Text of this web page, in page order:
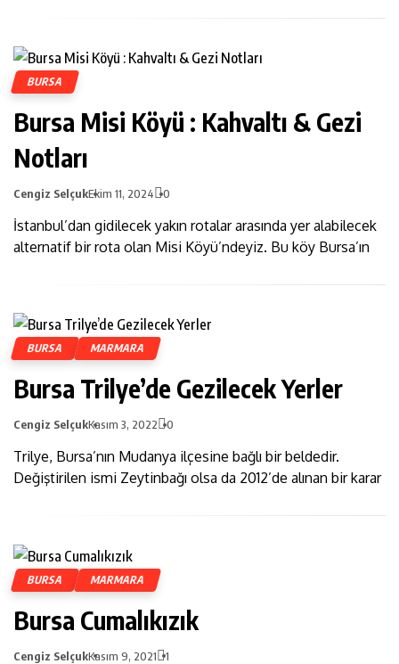
BURSA
Bursa Misi Köyü : Kahvaltı & Gezi
Notları
Cengiz SelçukEkim 11, 2024 0
İstanbul’dan gidilecek yakın rotalar arasında yer alabilecek
alternatif bir rota olan Misi Köyü’ndeyiz. Bu köy Bursa’ın
BURSA MARMARA
Bursa Trilye’de Gezilecek Yerler
Cengiz SelçukKasım 3, 2022 0
Trilye, Bursa’nın Mudanya ilçesine bağlı bir beldedir.
Değiştirilen ismi Zeytinbağı olsa da 2012’de alınan bir karar
BURSA MARMARA
Bursa Cumalıkızık
Cengiz SelçukKasım 9, 2021 1